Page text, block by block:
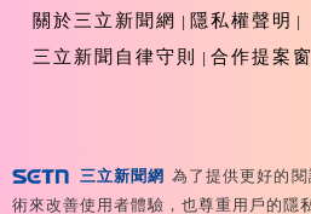
關於三立新聞網
隱私權聲明
三立新聞自律守則
合作提案
Copyright ©2026 Sanlih E-
三立新聞網 為了提供更好的
術來改善使用者體驗，也尊重用戶的隱